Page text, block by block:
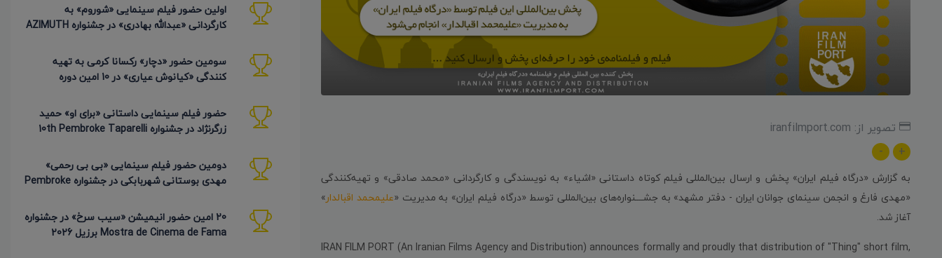
تصویر از: iranfilmport.com
+
-
به گزارش «درگاه فیلم ایران» پخش و ارسال بین‌المللی فیلم کوتاه داستانی «اشیاء» به نویسندگی و کارگردانی «محمد صادقی» و تهیه‌کنندگی
«مهدی فارغ و انجمن سینمای جوانان ایران - دفتر مشهد» به جشــــنواره‌های بین‌المللی توسط «درگاه فیلم ایران» به مدیریت «علیمحمد اقبالدار»
آغاز شد.
IRAN FILM PORT (An Iranian Films Agency and Distribution) announces formally and proudly that distribution of "Thing" short film,
اولین حضور فیلم سینمایی «شوروم» به
کارگردانی «عبدالله بهادری» در جشنواره AZIMUTH
سومین حضور «دچار» رکسانا کرمی به تهیه
کنندگی «کیانوش عیاری» در 10 امین دوره
حضور فیلم سینمایی داستانی «برای او» حمید
زرگرنژاد در جشنواره 10th Pembroke Taparelli
دومین حضور فیلم سینمایی «بی بی رحمی»
مهدی بوستانی شهربابکی در جشنواره Pembroke
20 امین حضور انیمیشن «سیب سرخ» در جشنواره
Mostra de Cinema de Fama برزیل 2026